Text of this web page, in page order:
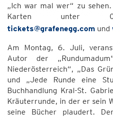
„Ich war mal wer“ zu
Karten unter 01/
tickets@grafenegg.com und
Am Montag, 6. Juli,
Autor der
Niederösterreich“, „Das
und „Jede Runde eine
Buchhandlung Kral-St.
Kräuterrunde, in der er sein
seine Bücher plaudert.